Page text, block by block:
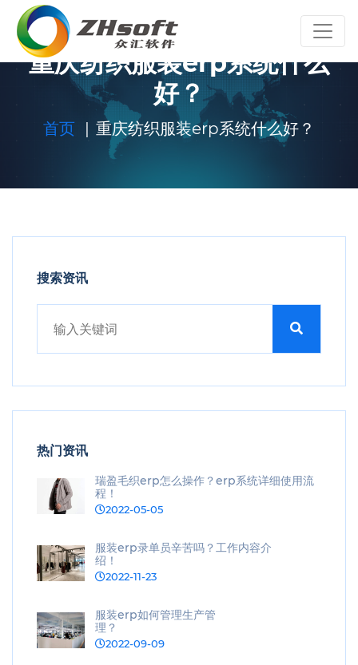
重庆纺织服装erp系统什么
好？
首页 重庆纺织服装erp系统什么好？
搜索资讯
热门资讯
瑞盈毛织erp怎么操作？erp系统详细使用流
程！
2022-05-05
服装erp录单员辛苦吗？工作内容介
绍！
2022-11-23
服装erp如何管理生产管
理？
2022-09-09